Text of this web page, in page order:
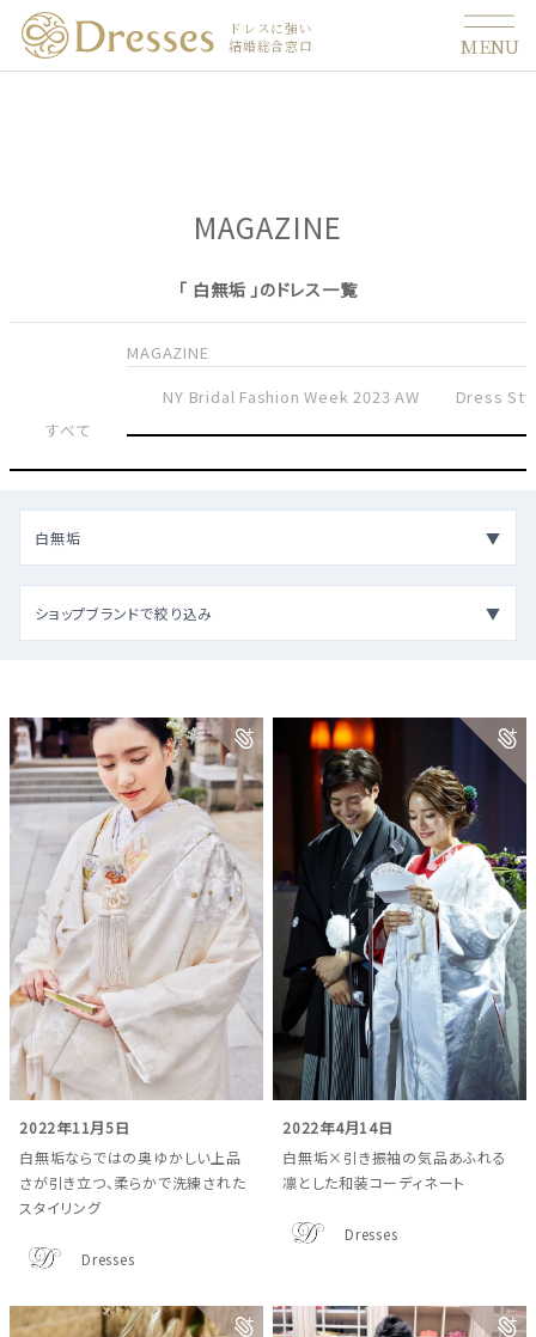
ドレスに強い
結婚総合窓口
MENU
MAGAZINE
「 白無垢 」のドレス一覧
すべて
MAGAZINE
NY Bridal Fashion Week 2023 AW
Dress
白無垢
ショップブランドで絞り込み
2022年11月5日
白無垢ならではの奥ゆかしい上品
さが引き立つ、柔らかで洗練された
スタイリング
Dresses
2022年4月14日
白無垢×引き振袖の気品あふれる
凛とした和装コーディネート
Dresses